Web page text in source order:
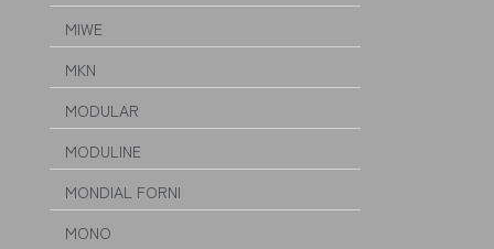
MIWE
MKN
MODULAR
MODULINE
MONDIAL FORNI
MONO